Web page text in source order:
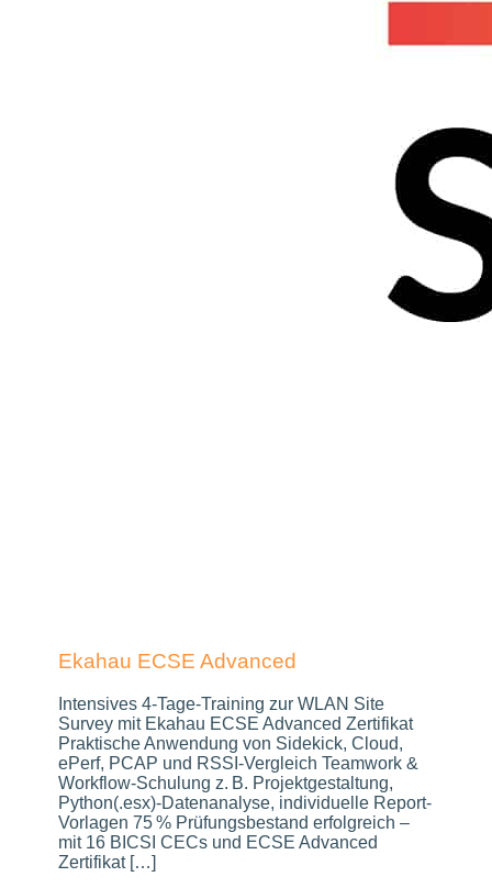
Ekahau ECSE Advanced
Intensives 4-Tage-Training zur WLAN Site
Survey mit Ekahau ECSE Advanced Zertifikat
Praktische Anwendung von Sidekick, Cloud,
ePerf, PCAP und RSSI-Vergleich Teamwork &
Workflow-Schulung z. B. Projektgestaltung,
Python(.esx)-Datenanalyse, individuelle Report-
Vorlagen 75 % Prüfungsbestand erfolgreich –
mit 16 BICSI CECs und ECSE Advanced
Zertifikat […]